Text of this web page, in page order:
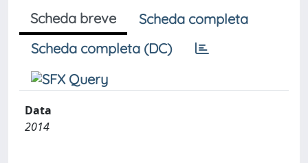
Scheda breve
Scheda completa
Scheda completa (DC)
Data
2014